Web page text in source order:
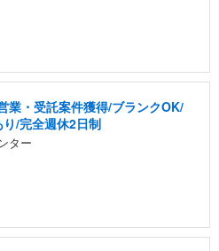
業・受託案件獲得/ブランクOK/
/完全週休2日制
ター